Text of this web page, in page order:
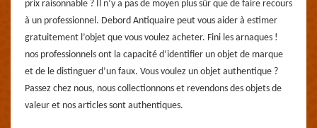
prix raisonnable ? Il n’y a pas de moyen plus sûr que de faire recours
à un professionnel. Debord Antiquaire peut vous aider à estimer
gratuitement l’objet que vous voulez acheter. Fini les arnaques !
nos professionnels ont la capacité d’identifier un objet de marque
et de le distinguer d’un faux. Vous voulez un objet authentique ?
Passez chez nous, nous collectionnons et revendons des objets de
valeur et nos articles sont authentiques.